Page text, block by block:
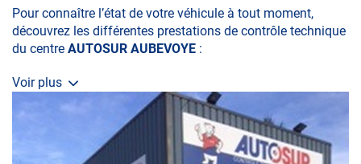
Pour connaître l’état de votre véhicule à tout moment,
découvrez les différentes prestations de contrôle technique
du centre AUTOSUR AUBEVOYE :
• le contrôle technique obligatoire
• le contrôle pollution
Voir plus